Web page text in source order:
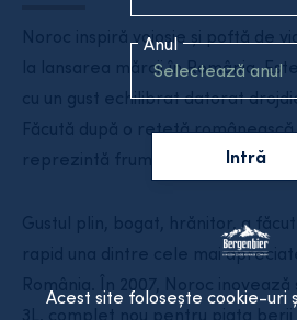
Noroc inspiră voioșie și poftă de
la lansarea mărcii în România.
cu un gust echilibrat datorat
Făcută după o rețetă românească
reprezintă frumoasele
Gustul plin, bogat, hrănitor, a
rapid una dintre cele mai
3L, complet nou pentru piața berii
Anul
Selectează anul
Intră
Acest site folosește cookie-uri